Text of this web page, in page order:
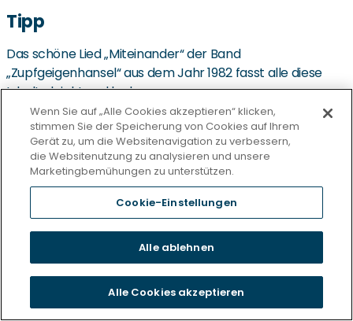
Tipp
Das schöne Lied „Miteinander“ der Band
„Zupfgeigenhansel“ aus dem Jahr 1982 fasst alle diese
Inhalte leicht und locker zusammen:
Zupfgeigenhansel – Miteinander (Live bei „Nacht der
Lieder“ 1982 – 4/6) (youtube.com)
Quellen
[1] Pressemeldung des deutschen Ethikrats: Einsamkeit
als mehrdimensionales Phänomen; 19.06.2024
https://www.liebenswert-magazin.de/90-jaehriger-
gibt-tipps-gegen-einsamkeit-im-alter-1008.html;
Wenn Sie auf „Alle Cookies akzeptieren“ klicken,
stimmen Sie der Speicherung von Cookies auf Ihrem
Gerät zu, um die Websitenavigation zu verbessern,
die Websitenutzung zu analysieren und unsere
Marketingbemühungen zu unterstützen.
Cookie-Einstellungen
Alle ablehnen
Alle Cookies akzeptieren